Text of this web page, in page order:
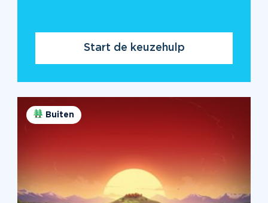
Start de keuzehulp
Buiten